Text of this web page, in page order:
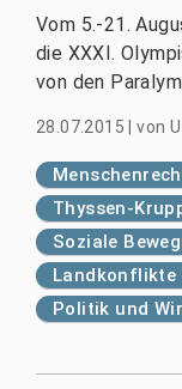
Vom 5.-21.
die XXXI.
von den
28.07.2015 |von
Thyssen-
Soziale
Landkonflikte
Politik und